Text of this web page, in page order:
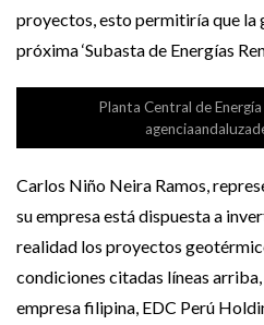
proyectos, esto permitiría que la
próxima ‘Subasta de Energías
Planta Central de
Carlos Niño Neira Ramos,
su empresa está dispuesta a
realidad los proyectos
condiciones citadas líneas arriba,
empresa filipina, EDC Perú